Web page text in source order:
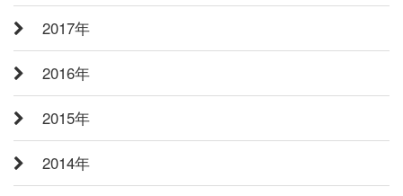
2017年
2016年
2015年
2014年